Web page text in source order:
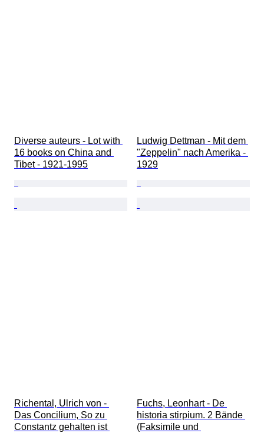
Diverse auteurs - Lot with
16 books on China and
Tibet - 1921-1995
Ludwig Dettman - Mit dem
"Zeppelin" nach Amerika -
1929
Richental, Ulrich von -
Das Concilium, So zu
Constantz gehalten ist
Fuchs, Leonhart - De
historia stirpium. 2 Bände
(Faksimile und